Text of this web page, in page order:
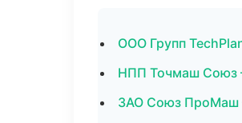
ООО Групп
НПП Точмаш Союз
ЗАО Союз ПроМаш